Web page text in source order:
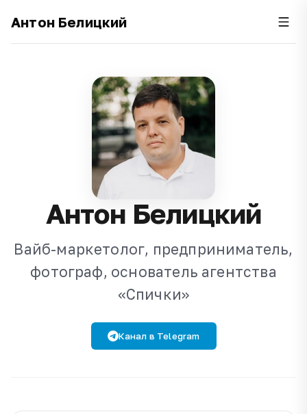
Антон Белицкий
Антон Белицкий
Вайб-маркетолог, предприниматель,
фотограф, основатель агентства
«Спички»
Канал в Telegram